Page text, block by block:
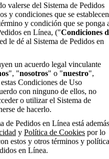
valerse del Sistema de Pedidos
y condiciones que se establecen
y condición que se ponga
en Línea, ("Condiciones
le dé al Sistema de Pedidos en
un acuerdo legal vinculante
", "nosotros" o "nuestro",
Condiciones de Uso
con ninguno de ellos, no
o utilizar el Sistema de
de hacerlo.
de Pedidos en Línea está además
y Política de Cookies por lo
estos y otros términos y
en Línea.